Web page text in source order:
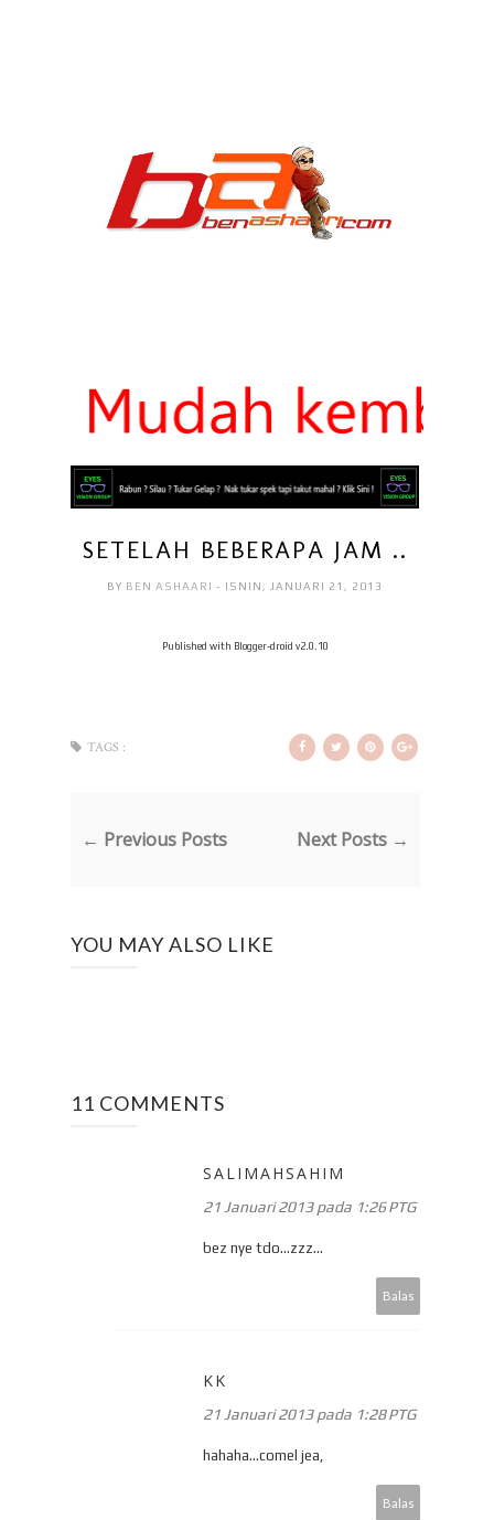
SETELAH BEBERAPA JAM ..
BY BEN ASHAARI- ISNIN, JANUARI 21, 2013
Published with Blogger-droid v2.0.10
TAGS :
← Previous Posts Next Posts →
YOU MAY ALSO LIKE
11 COMMENTS
SALIMAHSAHIM
21 Januari 2013 pada 1:26 PTG
bez nye tdo...zzz...
Balas
KK
21 Januari 2013 pada 1:28 PTG
hahaha...comel jea,
Balas